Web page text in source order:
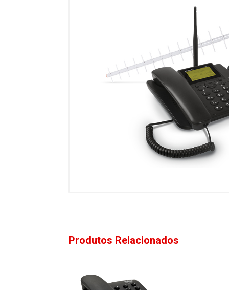
Produtos Relacionados